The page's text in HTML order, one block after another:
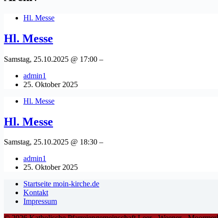
Hl. Messe
Hl. Messe
Samstag, 25.10.2025 @ 17:00 –
admin1
25. Oktober 2025
Hl. Messe
Hl. Messe
Samstag, 25.10.2025 @ 18:30 –
admin1
25. Oktober 2025
Startseite moin-kirche.de
Kontakt
Impressum